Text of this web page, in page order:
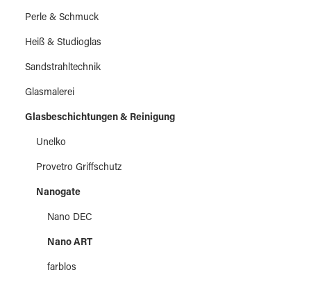
Perle & Schmuck
Heiß & Studioglas
Sandstrahltechnik
Glasmalerei
Glasbeschichtungen & Reinigung
Unelko
Provetro Griffschutz
Nanogate
Nano DEC
Nano ART
farblos